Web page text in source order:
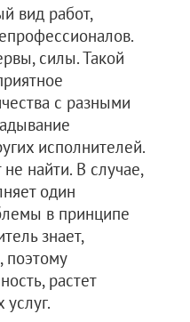
вид работ,
силы. Такой
с разными
исполнителей.
найти. В случае,
один
в принципе
знает,
поэтому
растет